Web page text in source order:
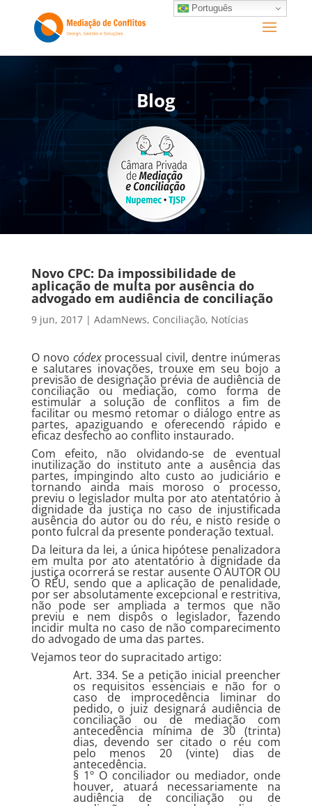
Blog
Novo CPC: Da impossibilidade de
aplicação de multa por ausência do
advogado em audiência de conciliação
9 jun, 2017| AdamNews, Conciliação, Notícias
O novo códexprocessual civil, dentre inúmeras
e salutares inovações, trouxe em seu bojo a
previsão de designação prévia de audiência de
conciliação ou mediação, como forma de
estimular a solução de conflitos a fim de
facilitar ou mesmo retomar o diálogo entre as
partes, apaziguando e oferecendo rápido e
eficaz desfecho ao conflito instaurado.
Com efeito, não olvidando-se de eventual
inutilização do instituto ante a ausência das
partes, impingindo alto custo ao judiciário e
tornando ainda mais moroso o processo,
previu o legislador multa por ato atentatório à
dignidade da justiça no caso de injustificada
ausência do autor ou do réu, e nisto reside o
ponto fulcral da presente ponderação textual.
Da leitura da lei, a única hipótese penalizadora
em multa por ato atentatório à dignidade da
justiça ocorrerá se restar ausente O AUTOR OU
O RÉU, sendo que a aplicação de penalidade,
por ser absolutamente excepcional e restritiva,
não pode ser ampliada a termos que não
previu e nem dispôs o legislador, fazendo
incidir multa no caso de não comparecimento
do advogado de uma das partes.
Vejamos teor do supracitado artigo:
Art. 334. Se a petição inicial preencher
os requisitos essenciais e não for o
caso de improcedência liminar do
pedido, o juiz designará audiência de
conciliação ou de mediação com
antecedência mínima de 30 (trinta)
dias, devendo ser citado o réu com
pelo menos 20 (vinte) dias de
antecedência.
§ 1º O conciliador ou mediador, onde
houver, atuará necessariamente na
audiência de conciliação ou de
Português